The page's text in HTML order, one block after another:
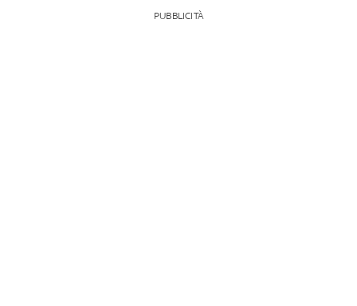
PUBBLICITÀ